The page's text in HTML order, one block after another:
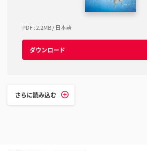
PDF:2.2MB/ 日本語
ダウンロード
さらに読み込む